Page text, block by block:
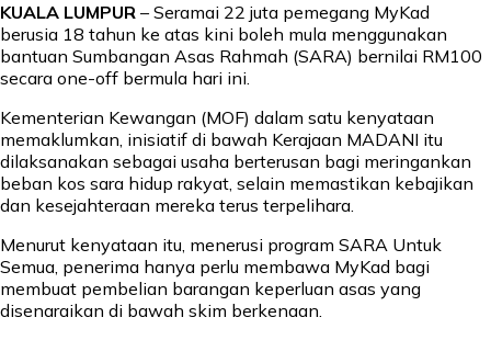
KUALA LUMPUR – Seramai 22 juta pemegang MyKad
berusia 18 tahun ke atas kini boleh mula menggunakan
bantuan Sumbangan Asas Rahmah (SARA) bernilai RM100
secara one-off bermula hari ini.
Kementerian Kewangan (MOF) dalam satu kenyataan
memaklumkan, inisiatif di bawah Kerajaan MADANI itu
dilaksanakan sebagai usaha berterusan bagi meringankan
beban kos sara hidup rakyat, selain memastikan kebajikan
dan kesejahteraan mereka terus terpelihara.
Menurut kenyataan itu, menerusi program SARA Untuk
Semua, penerima hanya perlu membawa MyKad bagi
membuat pembelian barangan keperluan asas yang
disenaraikan di bawah skim berkenaan.